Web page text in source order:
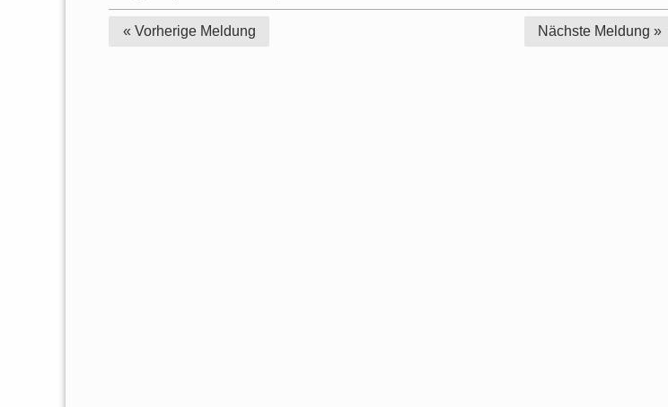
« Vorherige Meldung Nächste Meldung »